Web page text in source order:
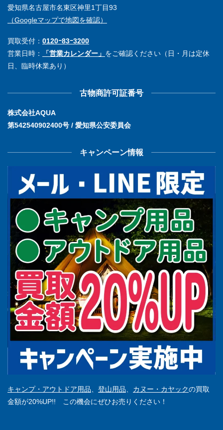
愛知県名古屋市名東区神里1丁目93
（Googleマップで地図を確認）
買取受付： 0120ｰ83ｰ3200
営業日時：
「営業カレンダー」 をご確認ください（日・月は定休
日、臨時休業あり）
古物商許可証番号
株式会社AQUA
第542540902400号 / 愛知県公安委員会
キャンペーン情報
キャンプ・アウトドア用品 登山用品 カヌー・カヤックの買取
金額が20%UP!! この機会にぜひお売りください！